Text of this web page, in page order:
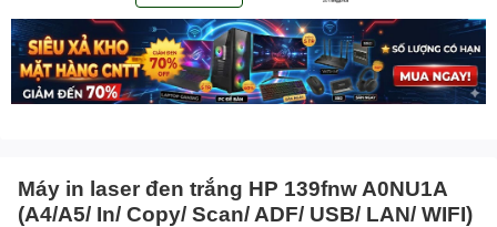
Máy in laser đen trắng HP 139fnw A0NU1A
(A4/A5/ In/ Copy/ Scan/ ADF/ USB/ LAN/ WIFI)